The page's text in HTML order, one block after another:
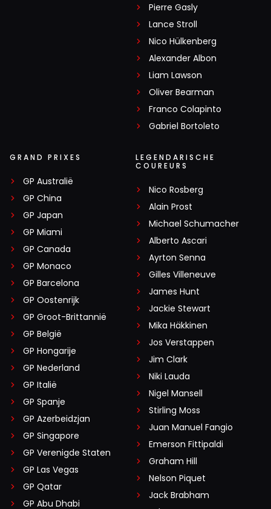
Pierre Gasly
Lance Stroll
Nico Hülkenberg
Alexander Albon
Liam Lawson
Oliver Bearman
Franco Colapinto
Gabriel Bortoleto
GRAND PRIXES
GP Australië
GP China
GP Japan
GP Miami
GP Canada
GP Monaco
GP Barcelona
GP Oostenrijk
GP Groot-Brittannië
GP België
GP Hongarije
GP Nederland
GP Italië
GP Spanje
GP Azerbeidzjan
GP Singapore
GP Verenigde Staten
GP Las Vegas
GP Qatar
GP Abu Dhabi
LEGENDARISCHE
COUREURS
Nico Rosberg
Alain Prost
Michael Schumacher
Alberto Ascari
Ayrton Senna
Gilles Villeneuve
James Hunt
Jackie Stewart
Mika Häkkinen
Jos Verstappen
Jim Clark
Niki Lauda
Nigel Mansell
Stirling Moss
Juan Manuel Fangio
Emerson Fittipaldi
Graham Hill
Nelson Piquet
Jack Brabham